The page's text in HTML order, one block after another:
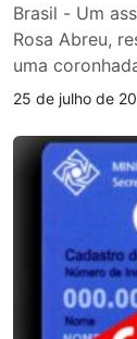
Brasil - Um
Rosa Abreu,
uma
25 de julho de